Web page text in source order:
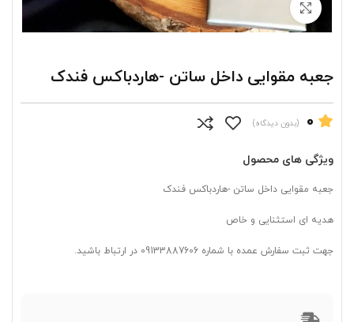
برای بزرگنمایی کلیک کنید
جعبه مقوایی داخل ساتن -هاردباکس فندک
0 (بدون دیدگاه)
ویژگی های محصول
جعبه مقوایی داخل ساتن -هاردباکس فندک
هدیه ای استثنایی و خاص
جهت ثبت سفارش عمده با شماره 09133887606 در ارتباط باشید.